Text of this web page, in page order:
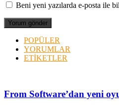
Beni yeni yazılarda e-posta ile
POPÜLER
YORUMLAR
ETİKETLER
From Software’dan yeni